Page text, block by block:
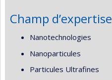
Champ d’expertise
Nanotechnologies
Nanoparticules
Particules Ultrafines